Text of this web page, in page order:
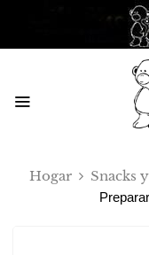
Hogar Snacks